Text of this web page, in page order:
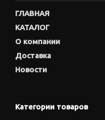
ГЛАВНАЯ
КАТАЛОГ
О компании
Доставка
Новости
Категории товаров